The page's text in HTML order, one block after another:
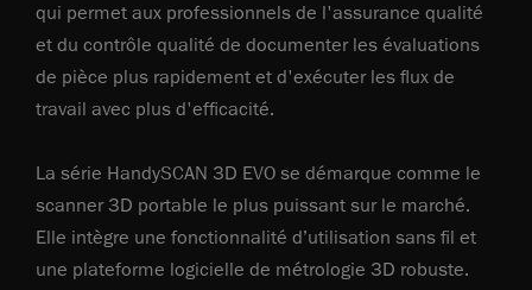
qui permet aux professionnels de l'assurance qualité
et du contrôle qualité de documenter les évaluations
de pièce plus rapidement et d'exécuter les flux de
travail avec plus d'efficacité.
La série HandySCAN 3D EVO se démarque comme le
scanner 3D portable le plus puissant sur le marché.
Elle intègre une fonctionnalité d’utilisation sans fil et
une plateforme logicielle de métrologie 3D robuste.